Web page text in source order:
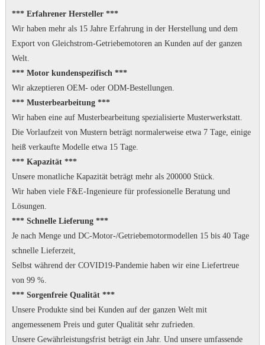
*** Erfahrener Hersteller ***
Wir haben mehr als 15 Jahre Erfahrung in der Herstellung und dem
Export von Gleichstrom-Getriebemotoren an Kunden auf der ganzen
Welt.
*** Motor kundenspezifisch ***
Wir akzeptieren OEM- oder ODM-Bestellungen.
*** Musterbearbeitung ***
Wir haben eine auf Musterbearbeitung spezialisierte Musterwerkstatt.
Die Vorlaufzeit von Mustern beträgt normalerweise etwa 7 Tage, einige
heiß verkaufte Modelle etwa 15 Tage.
*** Kapazität ***
Unsere monatliche Kapazität beträgt mehr als 200000 Stück.
Wir haben viele F&E-Ingenieure für professionelle Beratung und
Lösungen.
*** Schnelle Lieferung ***
Je nach Menge und DC-Motor-/Getriebemotormodellen 15 bis 40 Tage
schnelle Lieferzeit,
Selbst während der COVID19-Pandemie haben wir eine Liefertreue
von 99 %.
*** Sorgenfreie Qualität ***
Unsere Produkte sind bei Kunden auf der ganzen Welt mit
angemessenem Preis und guter Qualität sehr zufrieden.
Unsere Gewährleistungsfrist beträgt ein Jahr. Und unsere umfassende